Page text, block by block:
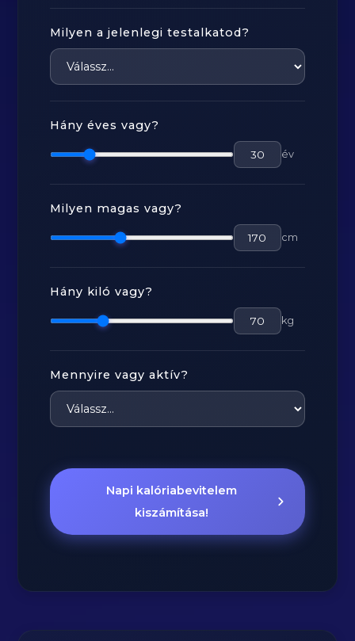
Milyen a jelenlegi testalkatod?
Hány éves vagy?
év
Milyen magas vagy?
cm
Hány kiló vagy?
kg
Mennyire vagy aktív?
Napi kalóriabevitelem
kiszámítása!